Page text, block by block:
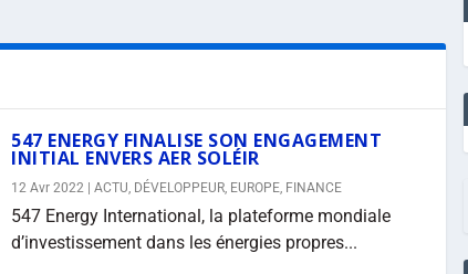
547 ENERGY FINALISE SON ENGAGEMENT
INITIAL ENVERS AER SOLÉIR
12 Avr 2022 ACTU, DÉVELOPPEUR, EUROPE, FINANCE
547 Energy International, la plateforme mondiale
d’investissement dans les énergies propres...